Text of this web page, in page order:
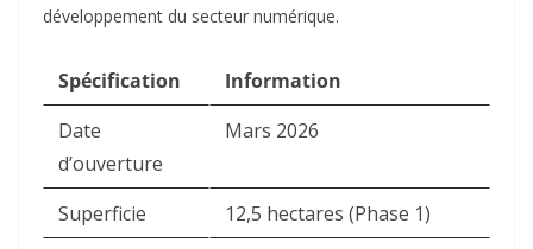
développement du secteur numérique.​
Spécification
Information
Date
d’ouverture
Mars 2026
Superficie
12,5 hectares (Phase 1)